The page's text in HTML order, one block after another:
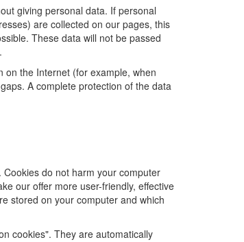
giving personal data. If personal
are collected on our pages, this
These data will not be passed
on the Internet (for example, when
A complete protection of the data
do not harm your computer
our offer more user-friendly, effective
stored on your computer and which
cookies". They are automatically